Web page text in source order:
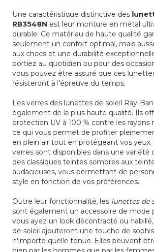
Une caractéristique distinctive des
RB3548N est leur monture en métal
durable. Ce matériau de haute qualité
seulement un confort optimal, mais
aux chocs et une durabilité
portiez au quotidien ou pour des
vous pouvez être assuré que ces
résisteront à l'épreuve du temps.
Les verres des lunettes de soleil Ray-
également de la plus haute qualité. Ils
protection UV à 100 % contre les rayons
ce qui vous permet de profiter
en plein air tout en protégeant vos yeux.
verres sont disponibles dans une variété
des classiques teintes sombres aux
audacieuses, vous permettant de
style en fonction de vos préférences.
Outre leur fonctionnalité, les lunettes de
sont également un accessoire de mode
vous ayez un look décontracté ou
de soleil ajouteront une touche de
n'importe quelle tenue. Elles peuvent